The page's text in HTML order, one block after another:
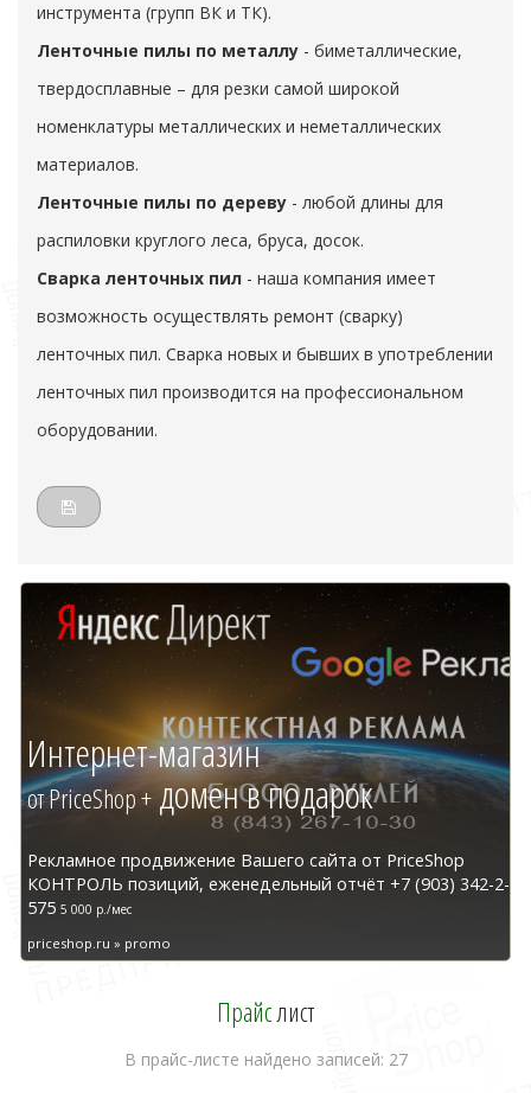
инструмента (групп ВК и ТК).
Ленточные пилы по металлу - биметаллические,
твердосплавные – для резки самой широкой
номенклатуры металлических и неметаллических
материалов.
Ленточные пилы по дереву - любой длины для
распиловки круглого леса, бруса, досок.
Сварка ленточных пил - наша компания имеет
возможность осуществлять ремонт (сварку)
ленточных пил. Сварка новых и бывших в употреблении
ленточных пил производится на профессиональном
оборудовании.
Интернет-магазин
от PriceShop +домен в подарок
Рекламное продвижение Вашего сайта от PriceShop
КОНТРОЛЬ позиций, еженедельный отчёт +7 (903) 342-2-
575 5 000 р./мес
priceshop.ru » promo
Прайслист
В прайс-листе найдено записей: 27